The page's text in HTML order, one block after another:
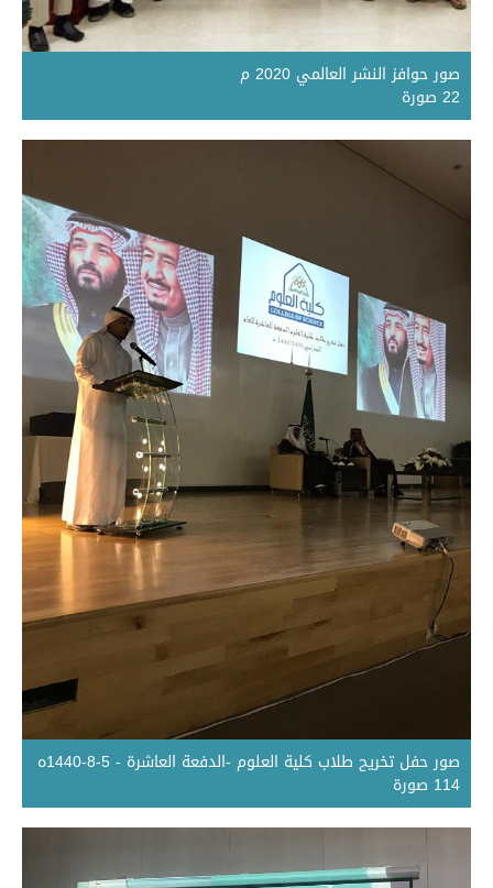
صور حوافز النشر العالمي 2020 م
22 صورة
صور حفل تخريح طلاب كلية العلوم -الدفعة العاشرة - 5-8-1440ه
114 صورة